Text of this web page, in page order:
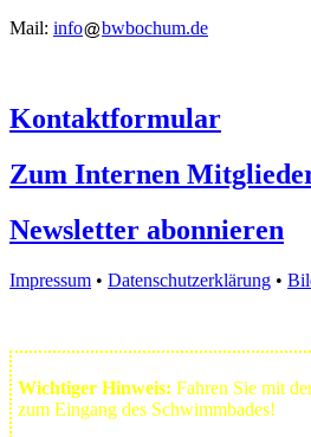
Mail: info bwbochum.de
Kontaktformular
Zum Internen
Newsletter abonnieren
Impressum • Datenschutzerklärung •
Wichtiger Hinweis: Fahren Sie mit
zum Eingang des Schwimmbades!